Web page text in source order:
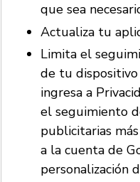
que sea
Actualiza tu
Limita el
de tu dispositivo
ingresa a
el seguimiento
publicitarias
a la cuenta de
personalización